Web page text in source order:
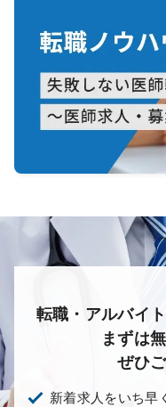
転職・アルバイ
まずは
ぜひ
新着求人をいち早